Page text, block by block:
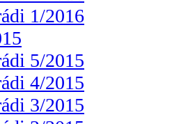
1/2016
5/2015
4/2015
3/2015